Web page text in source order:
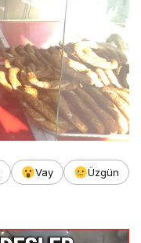
Vay
Üzgün